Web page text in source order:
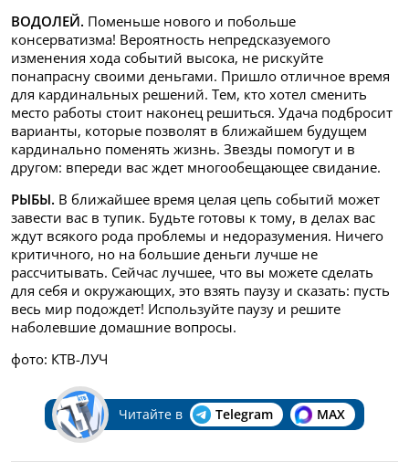
ВОДОЛЕЙ. Поменьше нового и побольше
консерватизма! Вероятность непредсказуемого
изменения хода событий высока, не рискуйте
понапрасну своими деньгами. Пришло отличное время
для кардинальных решений. Тем, кто хотел сменить
место работы стоит наконец решиться. Удача подбросит
варианты, которые позволят в ближайшем будущем
кардинально поменять жизнь. Звезды помогут и в
другом: впереди вас ждет многообещающее свидание.
РЫБЫ. В ближайшее время целая цепь событий может
завести вас в тупик. Будьте готовы к тому, в делах вас
ждут всякого рода проблемы и недоразумения. Ничего
критичного, но на большие деньги лучше не
рассчитывать. Сейчас лучшее, что вы можете сделать
для себя и окружающих, это взять паузу и сказать: пусть
весь мир подождет! Используйте паузу и решите
наболевшие домашние вопросы.
фото: КТВ-ЛУЧ
Читайте в Telegram MAX